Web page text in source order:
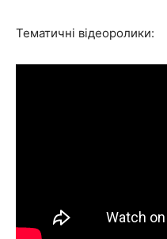
Тематичні відеоролики: